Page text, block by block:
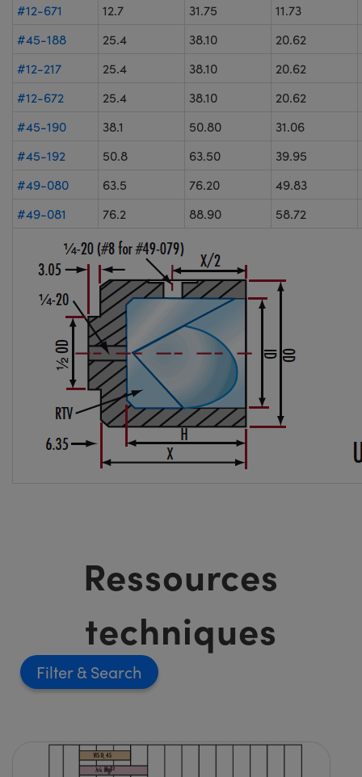
#12-671
12.7 31.75
11.73
#45-188
25.4 38.10
20.62
#12-217
25.4 38.10
20.62
#12-672
25.4 38.10
20.62
#45-190
38.1 50.80
31.06
#45-192
50.8 63.50
39.95
#49-080
63.5 76.20
49.83
#49-081
76.2 88.90 58.72
Ressources
techniques
Filter